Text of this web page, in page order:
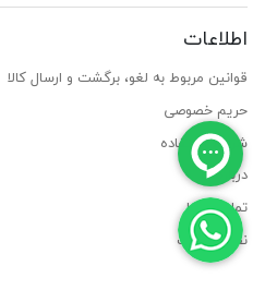
اطلاعات
قوانین مربوط به لغو، برگشت و ارسال کالا
حریم خصوصی
شرایط استفاده
درباره ما
تماس با ما
نقشه سایت